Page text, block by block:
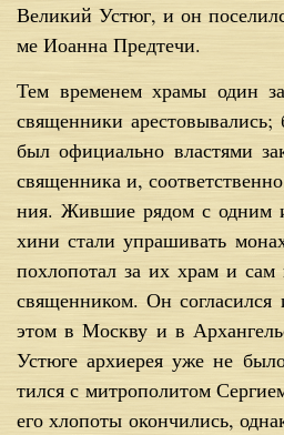
Ве­ли­кий Устюг, и он
ме Иоан­на Пред­те­чи.
Тем вре­ме­нем хра­мы один
свя­щен­ни­ки
был офи­ци­аль­но вла­стя­ми
свя­щен­ни­ка и,
ния. Жив­шие ря­дом с од­ним
хи­ни ста­ли упра­ши­вать
по­хло­по­тал за их храм и
свя­щен­ни­ком. Он со­гла­сил­ся
этом в Моск­ву и в
Устю­ге ар­хи­ерея уже не
тил­ся с мит­ро­по­ли­том
его хло­по­ты окон­чи­лись,